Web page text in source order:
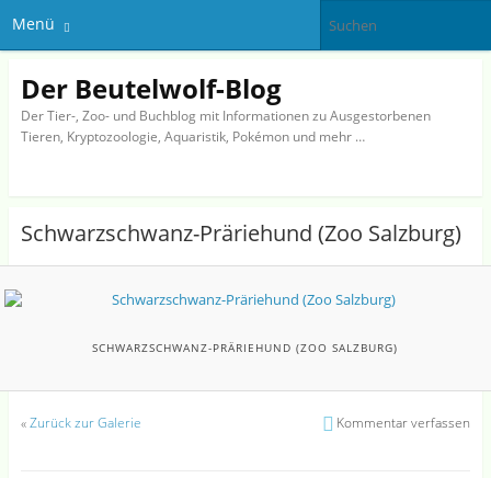
Menü
Der Beutelwolf-Blog
Der Tier-, Zoo- und Buchblog mit Informationen zu Ausgestorbenen
Tieren, Kryptozoologie, Aquaristik, Pokémon und mehr …
Schwarzschwanz-Präriehund (Zoo Salzburg)
SCHWARZSCHWANZ-PRÄRIEHUND (ZOO SALZBURG)
«Zurück zur Galerie Kommentar verfassen